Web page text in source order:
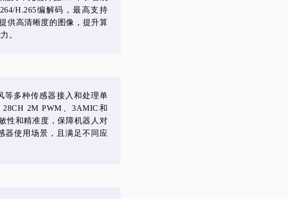
H.265编解码，最高支持
供高清晰度的图像，提升算
。
等多种传感器接入和处理单
2M PWM、3AMIC和
性和精准度，保障机器人对
器使用场景，且满足不同应